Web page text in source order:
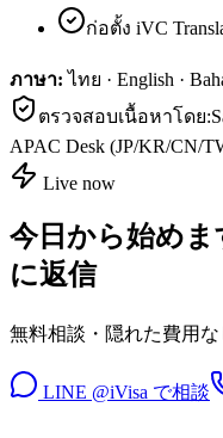
ก่อตั้ง iVC
ภาษา: ไทย · English ·
ตรวจสอบเนื้อหาโดย:
APAC Desk (JP/KR/CN/
Live now
今日から始め
に返信
無料相談・隠れた費用な
LINE @iVisa で相談